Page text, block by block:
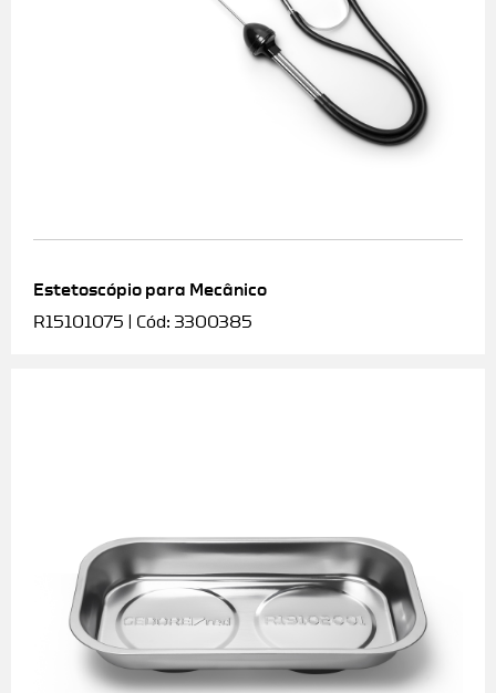
Estetoscópio para Mecânico
R15101075 | Cód: 3300385